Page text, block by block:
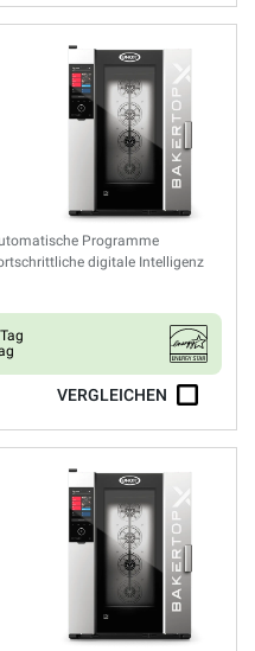
Programme
digitale Intelligenz
VERGLEICHEN